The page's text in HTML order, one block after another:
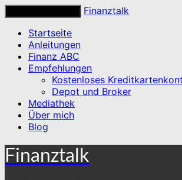
Finanztalk
Startseite
Anleitungen
Finanz ABC
Empfehlungen
Kostenloses
Depot und Broker
Mediathek
Über mich
Blog
Finanztalk